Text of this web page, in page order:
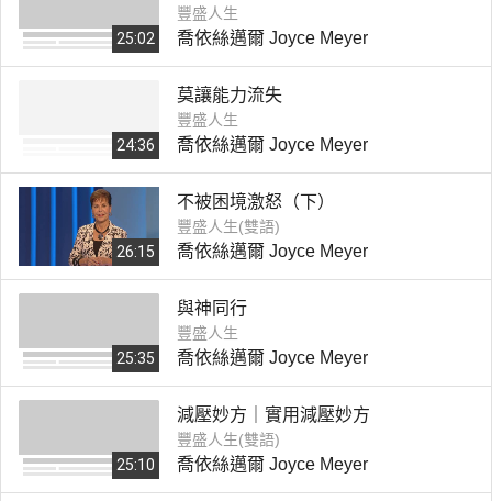
25:02
豐盛人生
喬依絲邁爾 Joyce Meyer
24:36
莫讓能力流失
豐盛人生
喬依絲邁爾 Joyce Meyer
26:15
不被困境激怒（下）
豐盛人生(雙語)
喬依絲邁爾 Joyce Meyer
25:35
與神同行
豐盛人生
喬依絲邁爾 Joyce Meyer
25:10
減壓妙方｜實用減壓妙方
豐盛人生(雙語)
喬依絲邁爾 Joyce Meyer